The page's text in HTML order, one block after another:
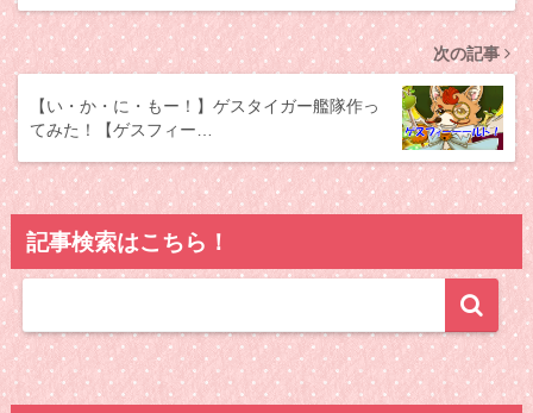
次の記事
【い・か・に・もー！】ゲスタイガー艦隊作っ
てみた！【ゲスフィー…
記事検索はこちら！